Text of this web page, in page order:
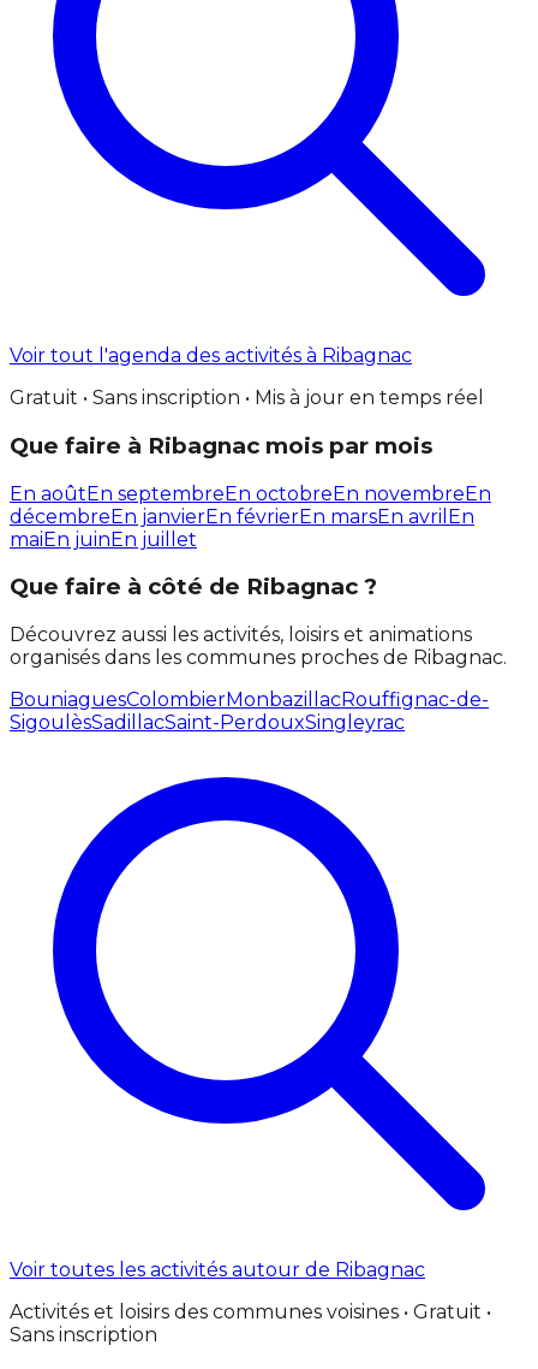
Voir tout l'agenda des activités à Ribagnac
Gratuit • Sans inscription • Mis à jour en temps réel
Que faire à Ribagnac mois par mois
En aoûtEn septembreEn octobreEn novembreEn
décembreEn janvierEn févrierEn marsEn avril En
maiEn juinEn juillet
Que faire à côté de Ribagnac ?
Découvrez aussi les activités, loisirs et animations
organisés dans les communes proches de Ribagnac.
BouniaguesColombierMonbazillacRouffignac-de-
SigoulèsSadillacSaint-PerdouxSingleyrac
Voir toutes les activités autour de Ribagnac
Activités et loisirs des communes voisines • Gratuit •
Sans inscription